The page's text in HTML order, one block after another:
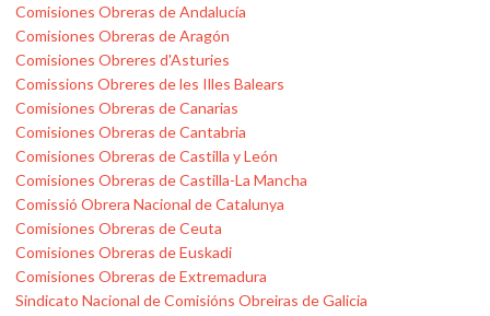
Comisiones Obreras de Andalucía
Comisiones Obreras de Aragón
Comisiones Obreres d'Asturies
Comissions Obreres de les Illes Balears
Comisiones Obreras de Canarias
Comisiones Obreras de Cantabria
Comisiones Obreras de Castilla y León
Comisiones Obreras de Castilla-La Mancha
Comissió Obrera Nacional de Catalunya
Comisiones Obreras de Ceuta
Comisiones Obreras de Euskadi
Comisiones Obreras de Extremadura
Sindicato Nacional de Comisións Obreiras de Galicia